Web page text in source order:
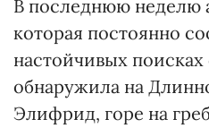
В последнюю неделю
которая постоянно
настойчивых поисках
обнаружила на
Элифрид, горе на